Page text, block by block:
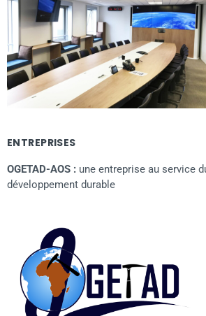
ENTREPRISES
OGETAD-AOS : une entreprise au service
développement durable